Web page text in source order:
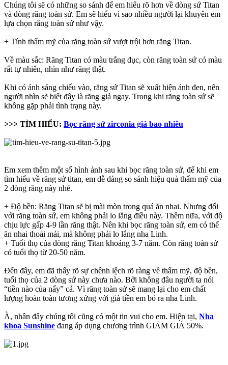
Chúng tôi sẽ có những so sánh để em hiểu rõ hơn về dòng sứ Titan
và dòng răng toàn sứ. Em sẽ hiểu vì sao nhiều người lại khuyên em
lựa chọn răng toàn sứ như vậy.
+ Tính thẩm mỹ của răng toàn sứ vượt trội hơn răng Titan.
Về màu sắc: Răng Titan có màu trắng đục, còn răng toàn sứ có màu
rất tự nhiên, nhìn như răng thật.
Khi có ánh sáng chiếu vào, răng sứ Titan sẽ xuất hiện ánh đen, nên
người nhìn sẽ biết đây là răng giả ngay. Trong khi răng toàn sứ sẽ
không gặp phải tình trạng này.
>>> TÌM HIỂU: Bọc răng sứ zirconia giá bao nhiêu
Em xem thêm một số hình ảnh sau khi bọc răng toàn sứ, để khi em
tìm hiểu về răng sứ titan, em dễ dàng so sánh hiệu quả thẩm mỹ của
2 dòng răng này nhé.
+ Độ bền: Răng Titan sẽ bị mài mòn trong quá ăn nhai. Nhưng đối
với răng toàn sứ, em không phải lo lắng điều này. Thêm nữa, với độ
chịu lực gấp 4-9 lần răng thật. Nên khi bọc răng toàn sứ, em có thể
ăn nhai thoải mái, mà không phải lo lắng nha Linh.
+ Tuổi thọ của dòng răng Titan khoảng 3-7 năm. Còn răng toàn sứ
có tuổi thọ từ 20-50 năm.
Đến đây, em đã thấy rõ sự chênh lệch rõ ràng về thẩm mỹ, độ bền,
tuổi thọ của 2 dòng sứ này chưa nào. Bởi không đâu người ta nói
“tiền nào của nấy” cả. Vì răng toàn sứ sẽ mang lại cho em chất
lượng hoàn toàn tương xứng với giá tiền em bỏ ra nha Linh.
À, nhân đây chúng tôi cũng có một tin vui cho em. Hiện tại, Nha
khoa Sunshine đang áp dụng chương trình GIẢM GIÁ 50%.